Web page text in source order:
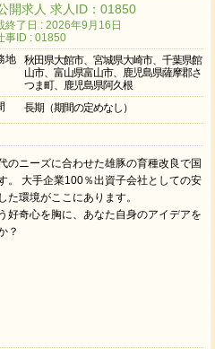
開求人 求人ID：01850
終了日 : 2026年9月16日
事ID : 01850
地
秋田県大館市、宮城県大崎市、千葉県館
山市、富山県富山市、鹿児島県薩摩郡さ
つま町、鹿児島県阿久根
長期（期間の定めなし）
のニーズに合わせた雄豚の育種改良で国
。 大手企業100％出資子会社としての安
環境がここにあります。
好奇心を胸に、あなた自身のアイデアを
？